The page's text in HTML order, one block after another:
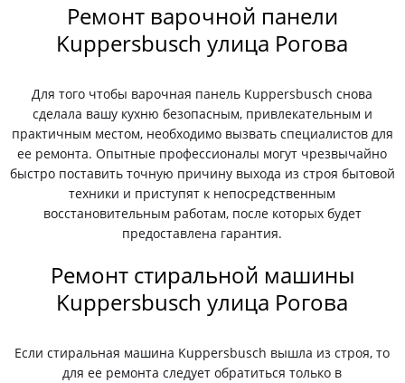
Ремонт варочной панели
Kuppersbusch улица Рогова
Для того чтобы варочная панель Kuppersbusch снова
сделала вашу кухню безопасным, привлекательным и
практичным местом, необходимо вызвать специалистов для
ее ремонта. Опытные профессионалы могут чрезвычайно
быстро поставить точную причину выхода из строя бытовой
техники и приступят к непосредственным
восстановительным работам, после которых будет
предоставлена гарантия.
Ремонт стиральной машины
Kuppersbusch улица Рогова
Если стиральная машина Kuppersbusch вышла из строя, то
для ее ремонта следует обратиться только в